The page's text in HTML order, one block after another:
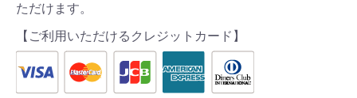
ただけます。
【ご利用いただけるクレジットカード】